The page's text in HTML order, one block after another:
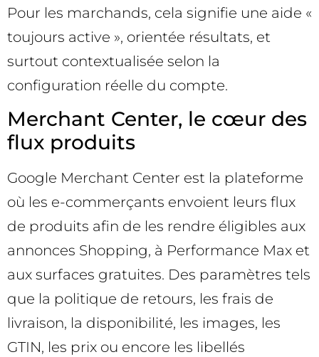
Pour les marchands, cela signifie une aide «
toujours active », orientée résultats, et
surtout contextualisée selon la
configuration réelle du compte.
Merchant Center, le cœur des
flux produits
Google Merchant Center est la plateforme
où les e-commerçants envoient leurs flux
de produits afin de les rendre éligibles aux
annonces Shopping, à Performance Max et
aux surfaces gratuites. Des paramètres tels
que la politique de retours, les frais de
livraison, la disponibilité, les images, les
GTIN, les prix ou encore les libellés